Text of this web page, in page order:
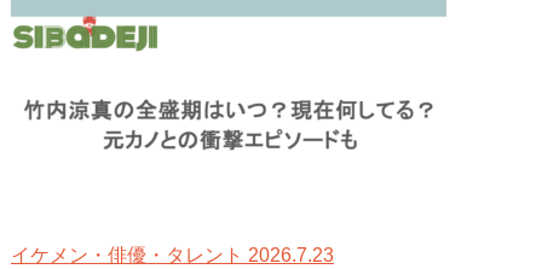
イケメン・俳優・タレント 2026.7.23